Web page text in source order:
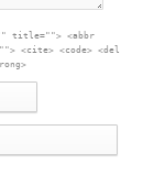
title=""> <abbr
<cite> <code> <del